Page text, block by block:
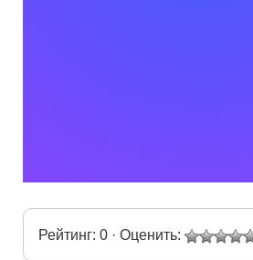
Рейтинг: 0 · Оценить: